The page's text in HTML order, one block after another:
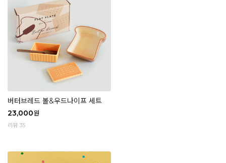
버터브레드 볼&우드나이프 세트
23,000원
리뷰 35